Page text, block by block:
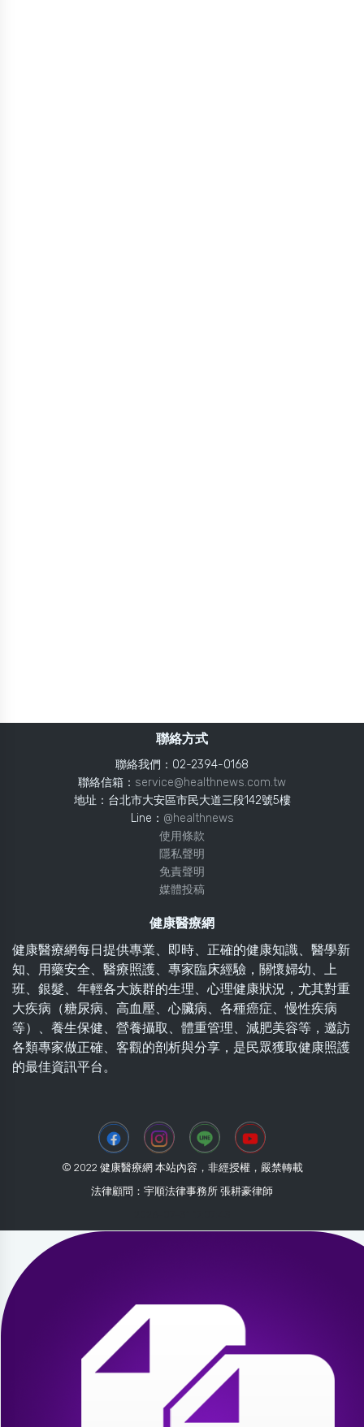
聯絡方式
聯絡我們：02-2394-0168
聯絡信箱： service@healthnews.com.tw
地址：台北市大安區市民大道三段142號5樓
Line： @healthnews
使用條款
隱私聲明
免責聲明
媒體投稿
健康醫療網
健康醫療網每日提供專業、即時、正確的健康知識、醫學新
知、用藥安全、醫療照護、專家臨床經驗，關懷婦幼、上
班、銀髮、年輕各大族群的生理、心理健康狀況，尤其對重
大疾病（糖尿病、高血壓、心臟病、各種癌症、慢性疾病
等）、養生保健、營養攝取、體重管理、減肥美容等，邀訪
各類專家做正確、客觀的剖析與分享，是民眾獲取健康照護
的最佳資訊平台。
© 2022 健康醫療網 本站內容，非經授權，嚴禁轉載
法律顧問：宇順法律事務所 張耕豪律師